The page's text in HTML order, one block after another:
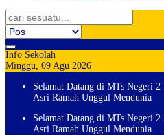
Info Sekolah
Minggu, 09 Agu 2026
Selamat Datang di MTs Negeri
Asri Ramah Unggul Mendunia
Selamat Datang di MTs Negeri
Asri Ramah Unggul Mendunia